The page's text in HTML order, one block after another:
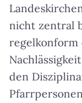
nicht zentral
regelkonform
den